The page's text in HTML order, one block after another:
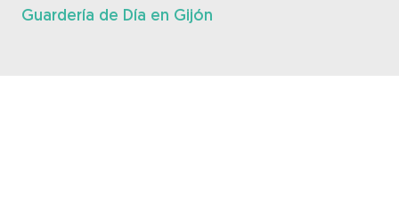
Guardería de Día en Gijón